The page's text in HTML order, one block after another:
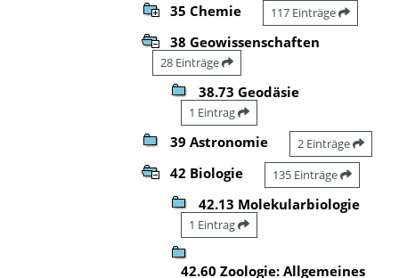
35 Chemie 117 Einträge
38 Geowissenschaften
28 Einträge
38.73 Geodäsie
1 Eintrag
39 Astronomie 2 Einträge
42 Biologie 135 Einträge
42.13 Molekularbiologie
1 Eintrag
42.60 Zoologie: Allgemeines